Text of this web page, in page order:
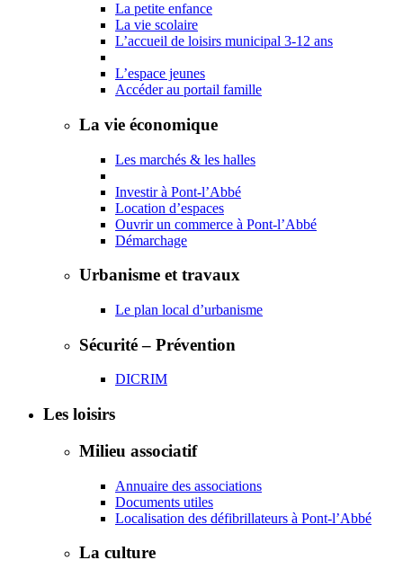
La petite enfance
La vie scolaire
L’accueil de loisirs municipal 3-12 ans
L’espace jeunes
Accéder au portail famille
La vie économique
Les marchés & les halles
Investir à Pont-l’Abbé
Location d’espaces
Ouvrir un commerce à Pont-l’Abbé
Démarchage
Urbanisme et travaux
Le plan local d’urbanisme
Sécurité – Prévention
DICRIM
Les loisirs
Milieu associatif
Annuaire des associations
Documents utiles
Localisation des défibrillateurs à Pont-l’Abbé
La culture